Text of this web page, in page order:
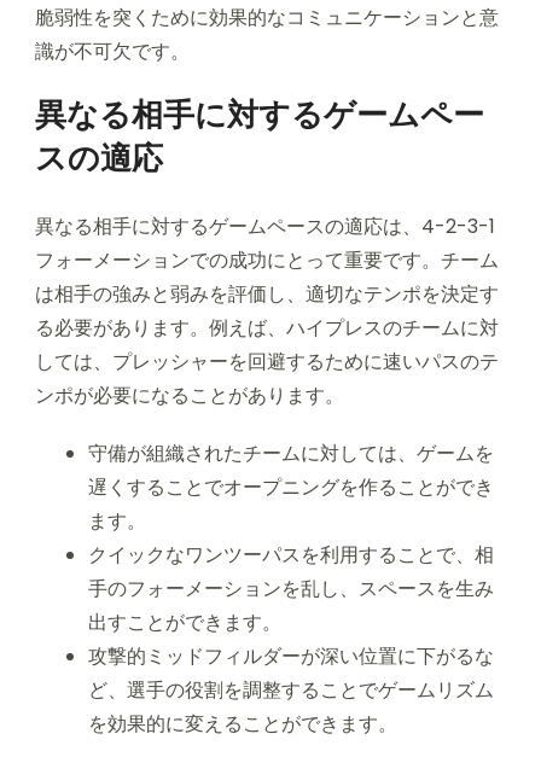
脆弱性を突くために効果的なコミュニケーションと意
識が不可欠です。
異なる相手に対するゲームペー
スの適応
異なる相手に対するゲームペースの適応は、4-2-3-1
フォーメーションでの成功にとって重要です。チーム
は相手の強みと弱みを評価し、適切なテンポを決定す
る必要があります。例えば、ハイプレスのチームに対
しては、プレッシャーを回避するために速いパスのテ
ンポが必要になることがあります。
守備が組織されたチームに対しては、ゲームを
遅くすることでオープニングを作ることができ
ます。
クイックなワンツーパスを利用することで、相
手のフォーメーションを乱し、スペースを生み
出すことができます。
攻撃的ミッドフィルダーが深い位置に下がるな
ど、選手の役割を調整することでゲームリズム
を効果的に変えることができます。